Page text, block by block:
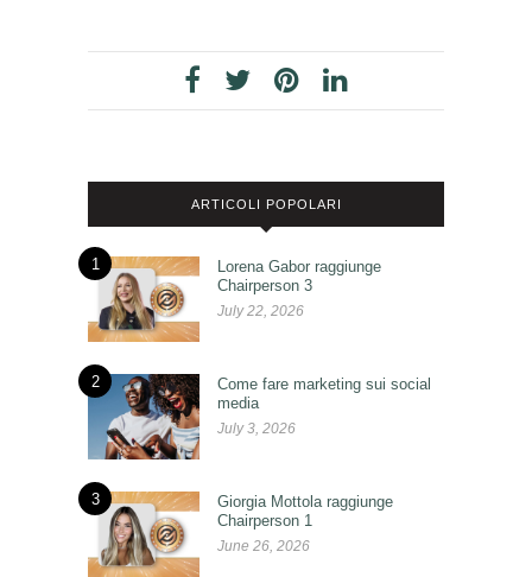
ARTICOLI POPOLARI
1
Lorena Gabor raggiunge
Chairperson 3
July 22, 2026
2
Come fare marketing sui social
media
July 3, 2026
3
Giorgia Mottola raggiunge
Chairperson 1
June 26, 2026